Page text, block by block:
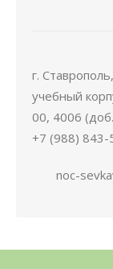
г.
учебный
00, 4006
+7 (988) 843-
noc-